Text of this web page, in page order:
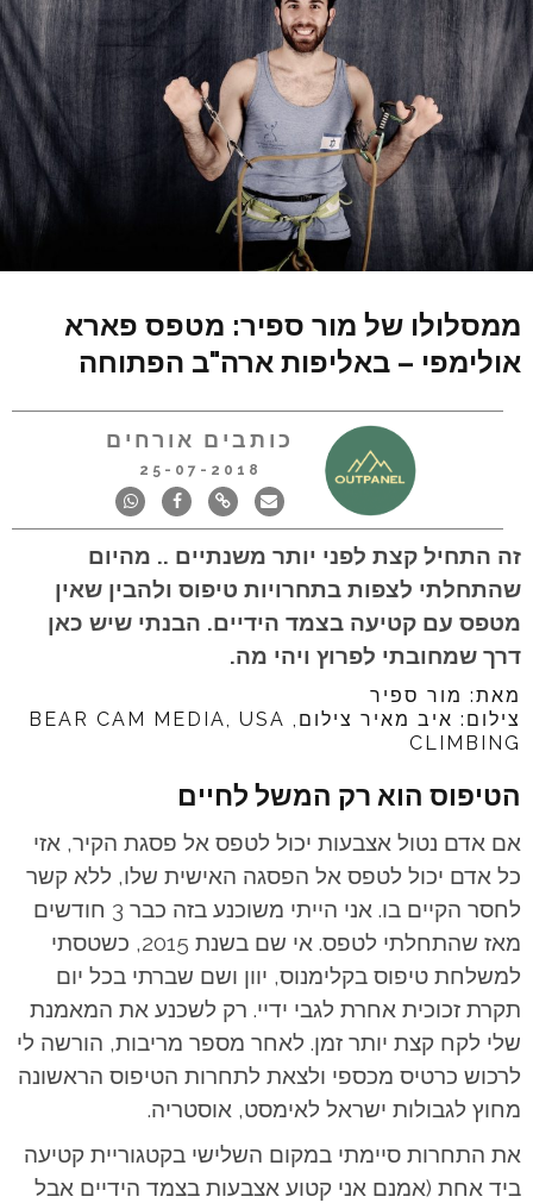
ממסלולו של מור ספיר: מטפס פארא
אולימפי – באליפות ארה"ב הפתוחה
כותבים אורחים
25-07-2018
זה התחיל קצת לפני יותר משנתיים .. מהיום
שהתחלתי לצפות בתחרויות טיפוס ולהבין שאין
מטפס עם קטיעה בצמד הידיים. הבנתי שיש כאן
דרך שמחובתי לפרוץ ויהי מה.
מאת: מור ספיר
צילום: איב מאיר צילום, BEAR CAM MEDIA, USA
CLIMBING
הטיפוס הוא רק המשל לחיים
אם אדם נטול אצבעות יכול לטפס אל פסגת הקיר, אזי
כל אדם יכול לטפס אל הפסגה האישית שלו, ללא קשר
לחסר הקיים בו. אני הייתי משוכנע בזה כבר 3 חודשים
מאז שהתחלתי לטפס. אי שם בשנת 2015, כשטסתי
למשלחת טיפוס בקלימנוס, יוון ושם שברתי בכל יום
תקרת זכוכית אחרת לגבי ידיי. רק לשכנע את המאמנת
שלי לקח קצת יותר זמן. לאחר מספר מריבות, הורשה לי
לרכוש כרטיס מכספי ולצאת לתחרות הטיפוס הראשונה
מחוץ לגבולות ישראל לאימסט, אוסטריה.
את התחרות סיימתי במקום השלישי בקטגוריית קטיעה
ביד אחת (אמנם אני קטוע אצבעות בצמד הידיים אבל